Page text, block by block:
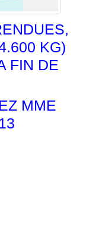
KG)
FIN DE
MME